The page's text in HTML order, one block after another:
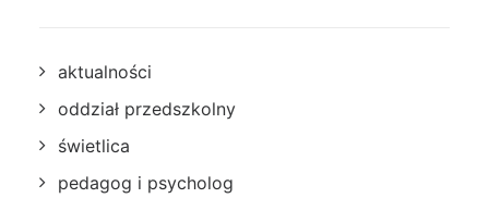
aktualności
oddział przedszkolny
świetlica
pedagog i psycholog